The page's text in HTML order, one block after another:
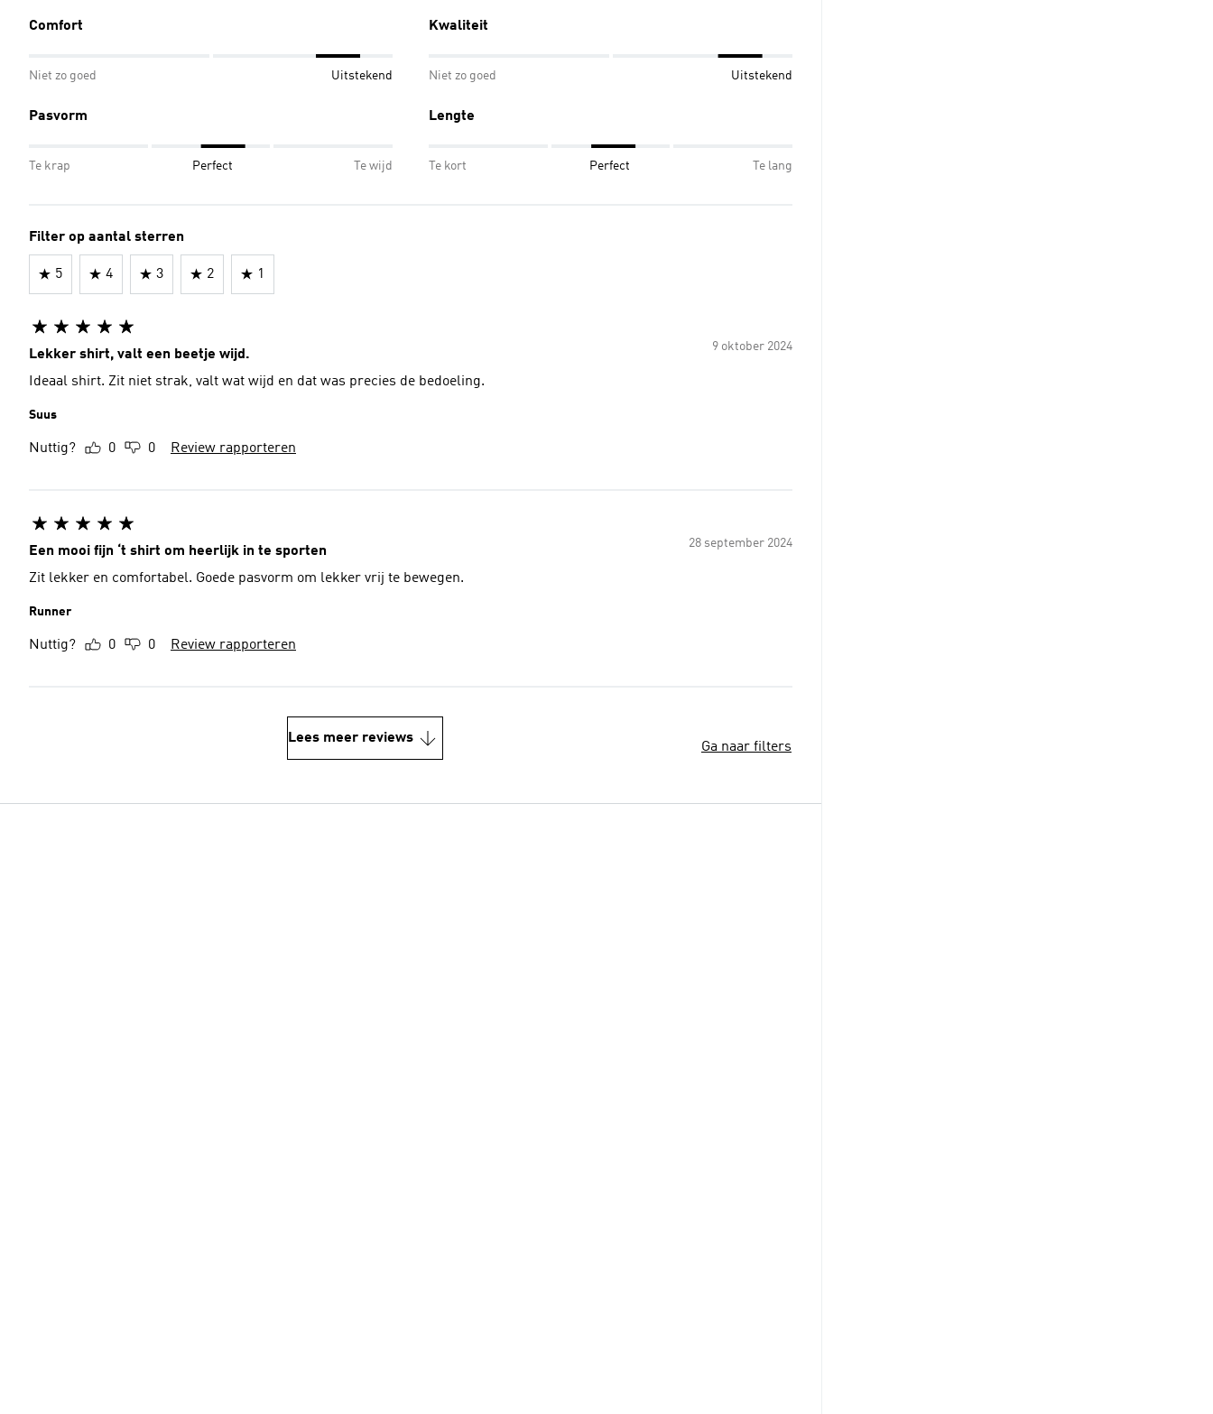
Comfort
Niet zo goed Uitstekend
Kwaliteit
Niet zo goed Uitstekend
Pasvorm
Te krap Perfect Te wijd
Lengte
Te kort Perfect Te lang
Filter op aantal sterren
5 4 3 2 1
9 oktober 2024
Lekker shirt, valt een beetje wijd.
Ideaal shirt. Zit niet strak, valt wat wijd en dat was precies de bedoeling.
Suus
Nuttig? 0 0 Review rapporteren
28 september 2024
Een mooi fijn ‘t shirt om heerlijk in te sporten
Zit lekker en comfortabel. Goede pasvorm om lekker vrij te bewegen.
Runner
Nuttig? 0 0 Review rapporteren
Lees meer reviews
Ga naar filters